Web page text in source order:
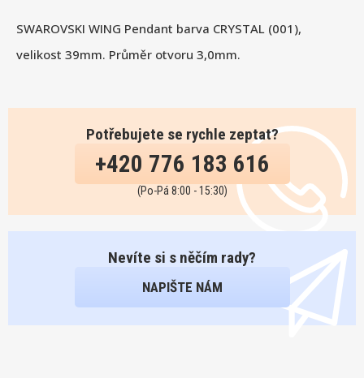
SWAROVSKI WING Pendant barva CRYSTAL (001),
velikost 39mm. Průměr otvoru 3,0mm.
Potřebujete se rychle zeptat?
+420 776 183 616
(Po-Pá 8:00 - 15:30)
Nevíte si s něčím rady?
NAPIŠTE NÁM